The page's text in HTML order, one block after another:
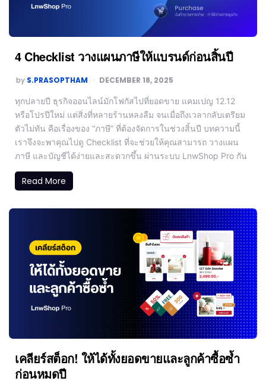
4 Checklist วางแผนภาษีให้แบรนด์ก่อนสิ้นปี
by S.PRASOPTHAM DECEMBER 18, 2025
ทุกปลายปี ธุรกิจออนไลน์มักโฟกัสไปที่ยอดขาย แคมเปญ 12.12
หรือโปรปีใหม่ แต่สิ่งที่หลายร้านหลงลืม จนเมื่อถึงเวลากลับเตรียม
ตัวไม่ทัน คือเรื่องของ “ภาษี” ที่ต้องจัดการในช่วงสิ้นปี บทความนี้
เราจึงจะพาคุณไปดู Checklist ที่จะช่วยให้คุณสามารถ วางแผน
ภาษี และบัญชีได้ง่ายและสะดวกขึ้น ผ่านระบบ LnwShop Pro กัน
Read More
เคลียร์สต็อก! ให้ได้ทั้งยอดขายและลูกค้าซื้อซ้ำ
ก่อนหมดปี